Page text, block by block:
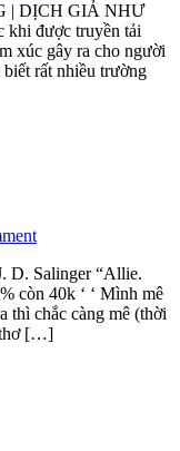
| DỊCH GIẢ NHƯ
được truyền tải
xúc gây ra cho người
rất nhiều trường
D. Salinger “Allie.
còn 40k ‘ ‘ Mình mê
thì chắc càng mê (thời
thơ […]